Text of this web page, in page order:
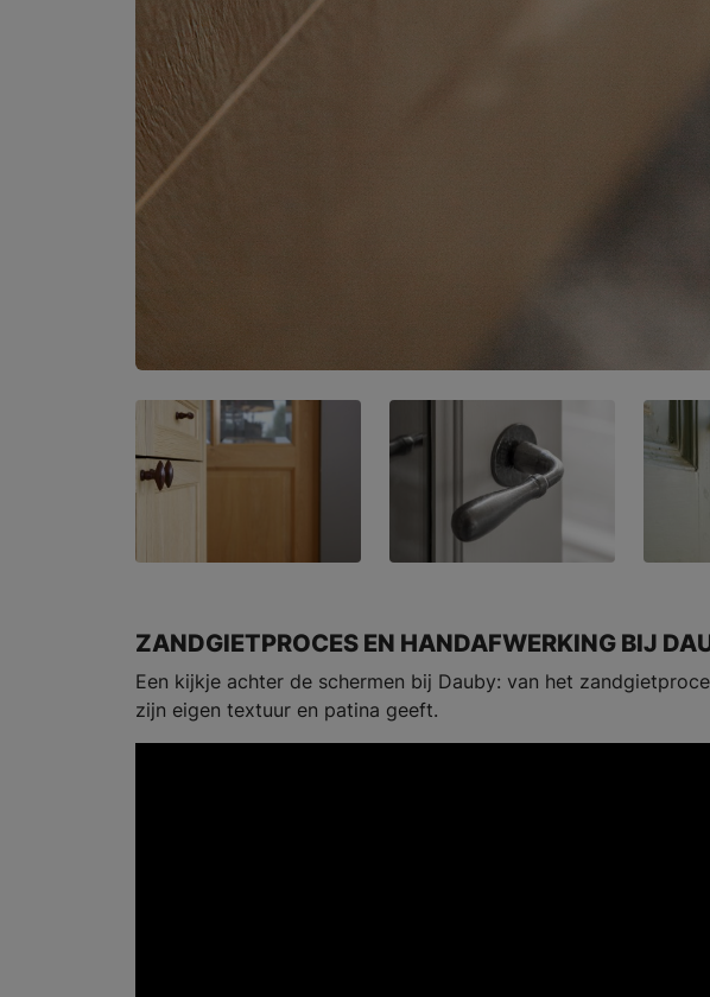
ZANDGIETPROCES EN HANDAFWERKING BIJ
Een kijkje achter de schermen bij Dauby: van het
zijn eigen textuur en patina geeft.